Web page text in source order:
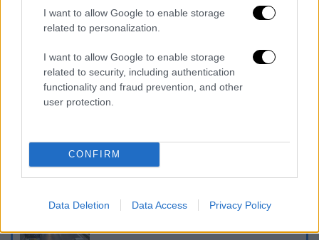
I want to allow Google to enable storage
related to personalization.
I want to allow Google to enable storage
related to security, including authentication
functionality and fraud prevention, and other
user protection.
CONFIRM
Data Deletion Data Access Privacy Policy
Τα «γεράκια» της Ψάθας: Έσωσαν από τη
μεγάλη φωτιά τη γειτονιά που κάποτε τους
έδιωχνε - «Πέρασε όλη η ζωή μπροστά μου»
Κυνήγι χρόνου στα λεωφορεία: Δρομολόγια